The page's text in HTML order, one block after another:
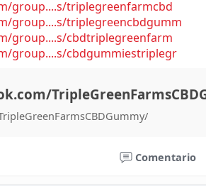
group....s/triplegreenfarmcbd
group....s/triplegreencbdgumm
group....s/cbdtriplegreenfarm
group....s/cbdgummiestriplegr
Comentario